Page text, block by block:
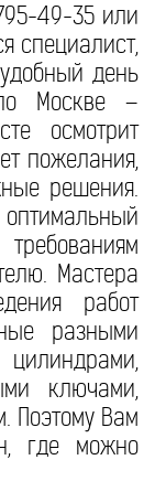
49-35 или
специалист,
день
Москве –
осмотрит
пожелания,
решения.
Мастера
работ
разными
ключами,
Поэтому Вам
где можно